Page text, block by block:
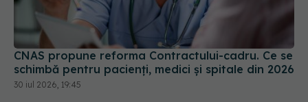
CNAS propune reforma Contractului-cadru. Ce se
schimbă pentru pacienți, medici și spitale din 2026
30 iul 2026, 19:45